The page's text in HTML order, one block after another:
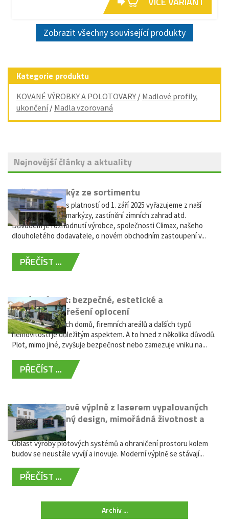
Zobrazit všechny související produkty
Kategorie produktu
KOVANÉ VÝROBKY A POLOTOVARY / Madlové profily,
ukončení/ Madla vzorovaná
Nejnovější články a aktuality
Vyřazení markýz ze sortimentu
Vážení zákazníci, s platností od 1. září 2025 vyřazujeme z naší
nabídky výsuvné markýzy, zastínění zimních zahrad atd.
Důvodem je rozhodnutí výrobce, společnosti Climax, našeho
dlouholetého dodavatele, o novém obchodním zastoupení v...
PŘEČÍST ...
Hliníkový plot: bezpečné, estetické a
bezúdržbové řešení oplocení
Oplocení rodinných domů, firemních areálů a dalších typů
nemovitostí je důležitým aspektem. A to hned z několika důvodů.
Plot, mimo jiné, zvyšuje bezpečnost nebo zamezuje vniku na...
PŘEČÍST ...
Moderní plotové výplně z laserem vypalovaných
kovů: výjimečný design, mimořádná životnost a
žádná údržba
Oblast výroby plotových systémů a ohraničení prostoru kolem
budov se neustále vyvíjí a inovuje. Moderní výplně se stávají...
PŘEČÍST ...
Archiv ...